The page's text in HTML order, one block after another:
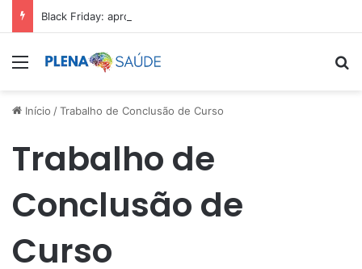
Black Friday: aproveite antes que acabe
Menu
Início /Trabalho de Conclusão de Curso
Trabalho de
Conclusão de
Curso